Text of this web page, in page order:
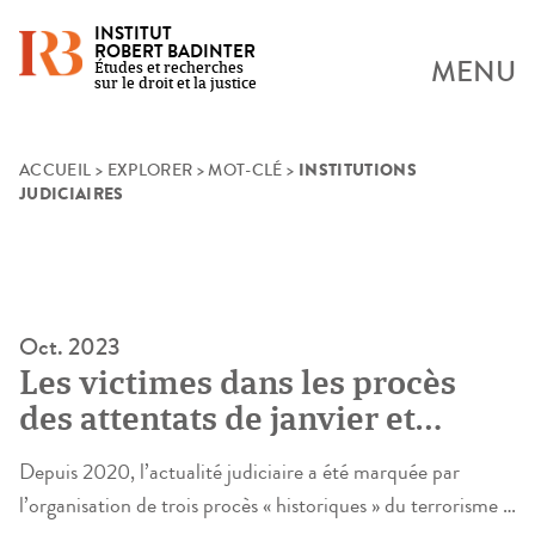
Skip
INSTITUT
ROBERT BADINTER
Études et recherches
sur le droit et la justice
MENU
ACCUEIL > EXPLORER >MOT-CLÉ > INSTITUTIONS
JUDICIAIRES
Oct. 2023
Les victimes dans les procès
des attentats de janvier et
novembre 2015
Depuis 2020, l’actualité judiciaire a été marquée par
l’organisation de trois procès « historiques » du terrorisme :